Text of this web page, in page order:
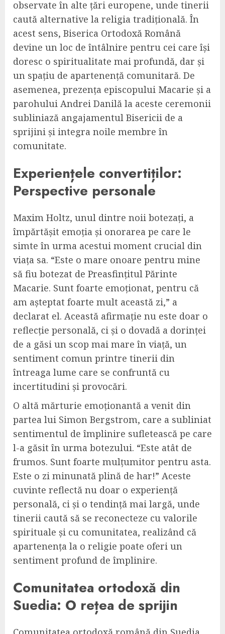
observate în alte țări europene, unde tinerii
caută alternative la religia tradițională. În
acest sens, Biserica Ortodoxă Română
devine un loc de întâlnire pentru cei care își
doresc o spiritualitate mai profundă, dar și
un spațiu de apartenență comunitară. De
asemenea, prezența episcopului Macarie și a
parohului Andrei Danilă la aceste ceremonii
subliniază angajamentul Bisericii de a
sprijini și integra noile membre în
comunitate.
Experiențele convertiților:
Perspective personale
Maxim Holtz, unul dintre noii botezați, a
împărtășit emoția și onorarea pe care le
simte în urma acestui moment crucial din
viața sa. “Este o mare onoare pentru mine
să fiu botezat de Preasfințitul Părinte
Macarie. Sunt foarte emoționat, pentru că
am așteptat foarte mult această zi,” a
declarat el. Această afirmație nu este doar o
reflecție personală, ci și o dovadă a dorinței
de a găsi un scop mai mare în viață, un
sentiment comun printre tinerii din
întreaga lume care se confruntă cu
incertitudini și provocări.
O altă mărturie emoționantă a venit din
partea lui Simon Bergstrom, care a subliniat
sentimentul de împlinire sufletească pe care
l-a găsit în urma botezului. “Este atât de
frumos. Sunt foarte mulțumitor pentru asta.
Este o zi minunată plină de har!” Aceste
cuvinte reflectă nu doar o experiență
personală, ci și o tendință mai largă, unde
tinerii caută să se reconecteze cu valorile
spirituale și cu comunitatea, realizând că
apartenența la o religie poate oferi un
sentiment profund de împlinire.
Comunitatea ortodoxă din
Suedia: O rețea de sprijin